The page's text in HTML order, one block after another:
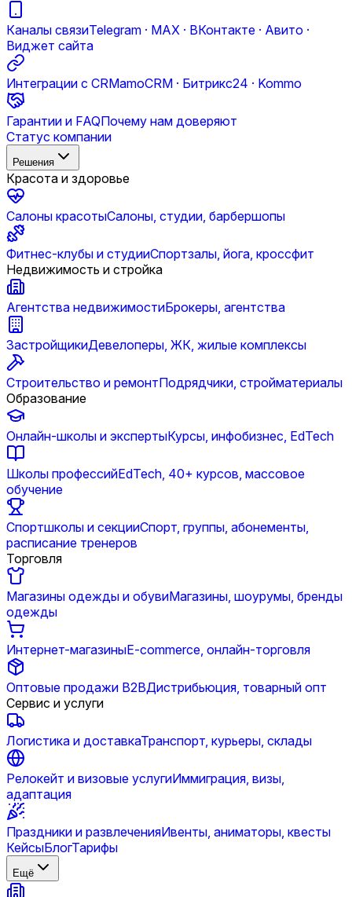
Каналы связиTelegram · MAX · ВКонтакте · Авито ·
Виджет сайта
Интеграции с CRMamoCRM · Битрикс24 · Kommo
Гарантии и FAQПочему нам доверяют
Статус компании
Решения
Красота и здоровье
Салоны красотыСалоны, студии, барбершопы
Фитнес-клубы и студииСпортзалы, йога, кроссфит
Недвижимость и стройка
Агентства недвижимостиБрокеры, агентства
ЗастройщикиДевелоперы, ЖК, жилые комплексы
Строительство и ремонтПодрядчики, стройматериалы
Образование
Онлайн-школы и экспертыКурсы, инфобизнес, EdTech
Школы профессийEdTech, 40+ курсов, массовое
обучение
Спортшколы и секцииСпорт, группы, абонементы,
расписание тренеров
Торговля
Магазины одежды и обувиМагазины, шоурумы, бренды
одежды
Интернет-магазиныE-commerce, онлайн-торговля
Оптовые продажи B2BДистрибьюция, товарный опт
Сервис и услуги
Логистика и доставкаТранспорт, курьеры, склады
Релокейт и визовые услугиИммиграция, визы,
адаптация
Праздники и развлеченияИвенты, аниматоры, квесты
КейсыБлогТарифы
Ещё